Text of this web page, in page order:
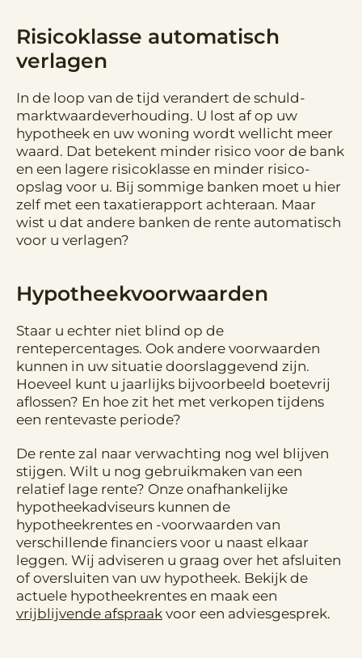
Risicoklasse automatisch
verlagen
In de loop van de tijd verandert de schuld-
marktwaardeverhouding. U lost af op uw
hypotheek en uw woning wordt wellicht meer
waard. Dat betekent minder risico voor de bank
en een lagere risicoklasse en minder risico-
opslag voor u. Bij sommige banken moet u hier
zelf met een taxatierapport achteraan. Maar
wist u dat andere banken de rente automatisch
voor u verlagen?
Hypotheekvoorwaarden
Staar u echter niet blind op de
rentepercentages. Ook andere voorwaarden
kunnen in uw situatie doorslaggevend zijn.
Hoeveel kunt u jaarlijks bijvoorbeeld boetevrij
aflossen? En hoe zit het met verkopen tijdens
een rentevaste periode?
De rente zal naar verwachting nog wel blijven
stijgen. Wilt u nog gebruikmaken van een
relatief lage rente? Onze onafhankelijke
hypotheekadviseurs kunnen de
hypotheekrentes en -voorwaarden van
verschillende financiers voor u naast elkaar
leggen. Wij adviseren u graag over het afsluiten
ofoversluiten van uw hypotheek. Bekijk de
actuele hypotheekrentes en maak een
vrijblijvende afspraak voor een adviesgesprek.